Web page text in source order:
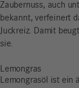
Zaubernuss, auch
bekannt, verfeinert
Juckreiz. Damit
sie.
Lemongras
Lemongrasöl ist ein